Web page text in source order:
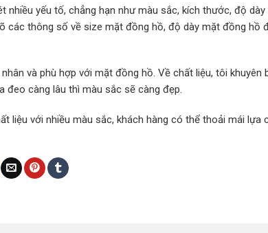
yếu tố, chẳng hạn như màu sắc, kích thước, độ dày
các thông số về size mặt đồng hồ, độ dày mặt đồng hồ
và phù hợp với mặt đồng hồ. Về chất liệu, tôi khuyên
đeo càng lâu thì màu sắc sẽ càng đẹp.
liệu với nhiều màu sắc, khách hàng có thể thoải mái lựa